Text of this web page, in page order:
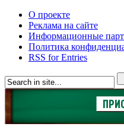
О проекте
Реклама на сайте
Информационные
Политика
RSS for Entries